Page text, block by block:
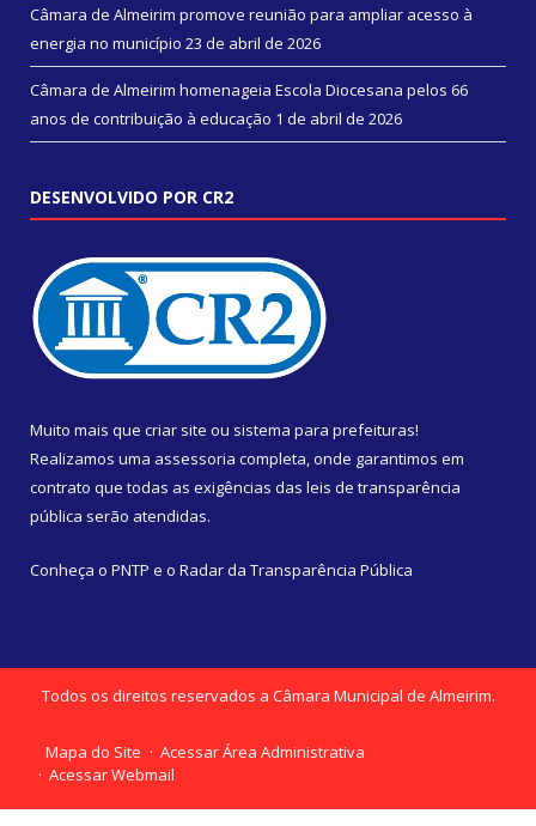
Câmara de Almeirim promove reunião para ampliar acesso à
energia no município 23 de abril de 2026
Câmara de Almeirim homenageia Escola Diocesana pelos 66
anos de contribuição à educação 1 de abril de 2026
DESENVOLVIDO POR CR2
Muito mais que criar site ou sistema para prefeituras!
Realizamos uma assessoria completa, onde garantimos em
contrato que todas as exigências das leis de transparência
pública serão atendidas.
Conheça o PNTP e o Radar da Transparência Pública
Todos os direitos reservados a Câmara Municipal de Almeirim.
Mapa do Site
Acessar Área Administrativa
Acessar Webmail